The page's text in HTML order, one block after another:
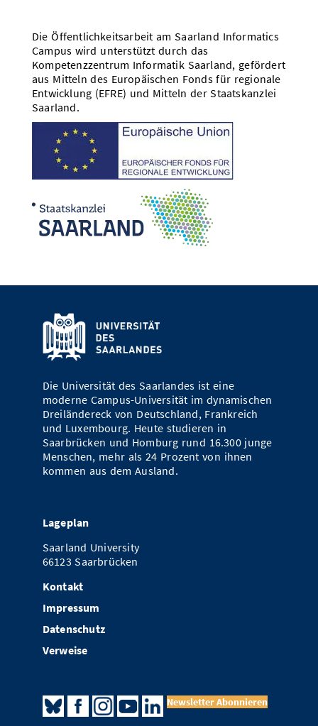
Die Öffentlichkeitsarbeit am Saarland Informatics
Campus wird unterstützt durch das
Kompetenzzentrum Informatik Saarland, gefördert
aus Mitteln des Europäischen Fonds für regionale
Entwicklung (EFRE) und Mitteln der Staatskanzlei
Saarland.
Die Universität des Saarlandes ist eine
moderne Campus-Universität im dynamischen
Dreiländereck von Deutschland, Frankreich
und Luxembourg. Heute studieren in
Saarbrücken und Homburg rund 16.300 junge
Menschen, mehr als 24 Prozent von ihnen
kommen aus dem Ausland.
Lageplan
Saarland University
66123 Saarbrücken
Kontakt
Impressum
Datenschutz
Verweise
Newsletter Abonnieren